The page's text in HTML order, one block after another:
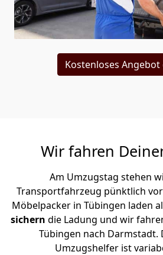
Kostenloses
Wir fahren
Am Umzugstag stehen
Transportfahrzeug pünktlich
Möbelpacker in Tübingen laden
sichern die Ladung und wir
Tübingen nach Darmstadt.
Umzugshelfer ist